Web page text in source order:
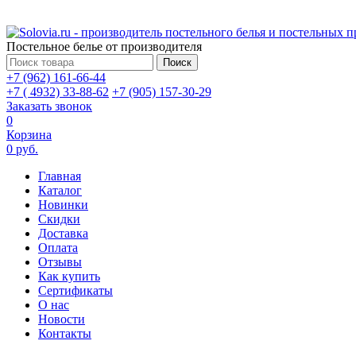
Постельное белье от производителя
Поиск
+7 (962) 161-66-44
+7 ( 4932) 33-88-62 +7 (905) 157-30-29
Заказать звонок
0
Корзина
0 руб.
Главная
Каталог
Новинки
Скидки
Доставка
Оплата
Отзывы
Как купить
Сертификаты
О нас
Новости
Контакты